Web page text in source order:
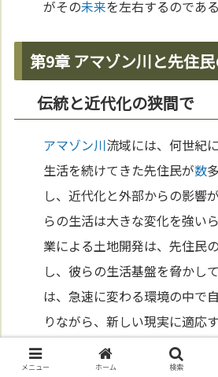
がその未来を左右するのである
第9章 アマゾン川と先住
伝統と近代化の狭間で
アマゾン川流域には、何世紀
生活を続けてきた先住民が数
し、近代化と外部からの影響
らの生活は大きな変化を強い
業による土地開発は、先住民
し、彼らの生活基盤を脅かし
は、急速に変わる環境の中で
りながら、新しい現実に適応
メニュー ホーム 検索